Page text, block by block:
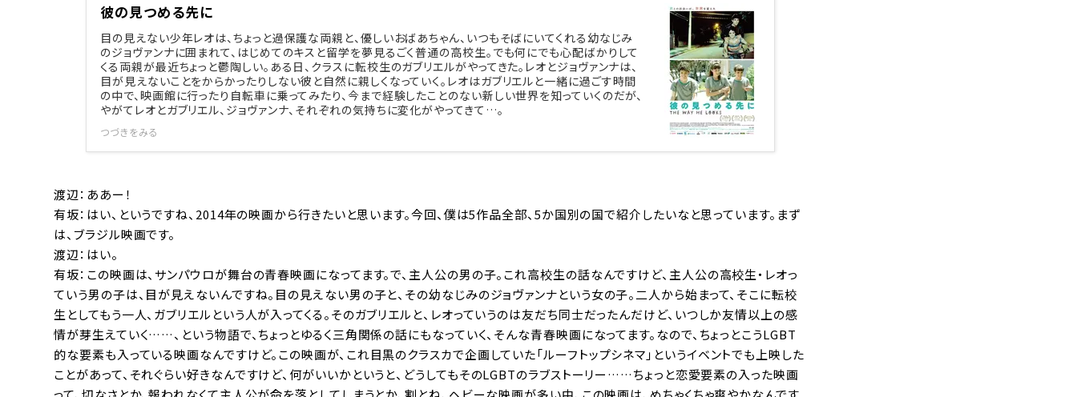
彼の見つめる先に
目の見えない少年レオは、ちょっと過保護な両親と、優しいおばあちゃん、いつもそばにいてくれる幼なじみ
のジョヴァンナに囲まれて、はじめてのキスと留学を夢見るごく普通の高校生。でも何にでも心配ばかりして
くる両親が最近ちょっと鬱陶しい。ある日、クラスに転校生のガブリエルがやってきた。レオとジョヴァンナは、
目が見えないことをからかったりしない彼と自然に親しくなっていく。レオはガブリエルと一緒に過ごす時間
の中で、映画館に行ったり自転車に乗ってみたり、今まで経験したことのない新しい世界を知っていくのだが、
やがてレオとガブリエル、ジョヴァンナ、それぞれの気持ちに変化がやってきて…。
つづきをみる
渡辺：ああー！
有坂：はい、というですね、2014年の映画から行きたいと思います。今回、僕は5作品全部、5か国別の国で紹介したいなと思っています。まず
は、ブラジル映画です。
渡辺：はい。
有坂：この映画は、サンパウロが舞台の青春映画になってます。で、主人公の男の子。これ高校生の話なんですけど、主人公の高校生・レオっ
ていう男の子は、目が見えないんですね。目の見えない男の子と、その幼なじみのジョヴァンナという女の子。二人から始まって、そこに転校
生としてもう一人、ガブリエルという人が入ってくる。そのガブリエルと、レオっていうのは友だち同士だったんだけど、いつしか友情以上の感
情が芽生えていく……、という物語で、ちょっとゆるく三角関係の話にもなっていく、そんな青春映画になってます。なので、ちょっとこうLGBT
的な要素も入っている映画なんですけど。この映画が、これ目黒のクラスカで企画していた「ルーフトップシネマ」というイベントでも上映した
ことがあって、それぐらい好きなんですけど、何がいいかというと、どうしてもそのLGBTのラブストーリー……ちょっと恋愛要素の入った映画